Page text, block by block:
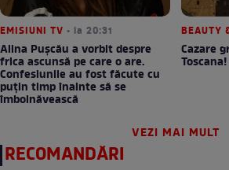
EMISIUNI TV • la 20:31
Alina Pușcău a vorbit despre
frica ascunsă pe care o are.
Confesiunile au fost făcute cu
puțin timp înainte să se
îmbolnăvească
BEAUTY
Cazare
VEZI MAI MULT
RECOMANDĂRI